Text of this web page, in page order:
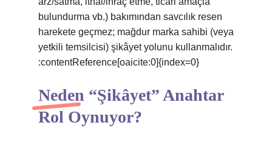
bulundurma vb.) bakımından savcılık resen
harekete geçmez; mağdur marka sahibi (veya
yetkili temsilcisi) şikâyet yolunu kullanmalıdır.
:contentReference[oaicite:0]{index=0}
Neden “Şikâyet” Anahtar
Rol Oynuyor?